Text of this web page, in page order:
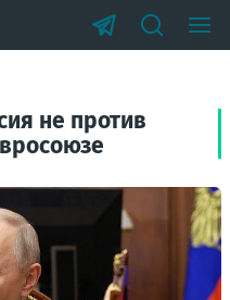
не против